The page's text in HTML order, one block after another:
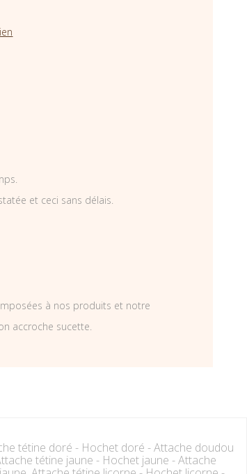
et ceci sans délais.
à nos produits et notre
accroche sucette.
tétine doré - Hochet doré - Attache doudou
tétine jaune - Hochet jaune - Attache